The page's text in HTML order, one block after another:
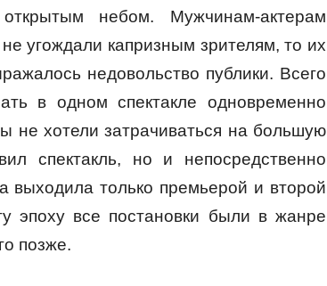
небом. Мужчинам-актерам
угождали капризным зрителям, то их
недовольство публики. Всего
в одном спектакле одновременно
не хотели затрачиваться на большую
спектакль, но и непосредственно
выходила только премьерой и второй
эпоху все постановки были в жанре
позже.